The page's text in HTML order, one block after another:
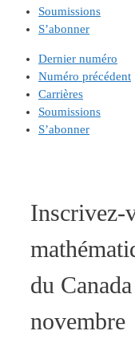
Soumissions
S’abonner
Dernier numéro
Numéro précédent
Carrières
Soumissions
S’abonner
Inscrivez-
du
novembre